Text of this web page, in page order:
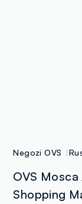
Negozi OVS
OVS
Shopping